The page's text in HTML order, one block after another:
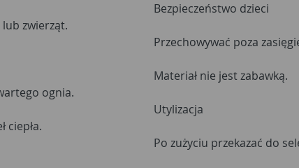
zwierząt.
ognia.
ciepła.
Bezpieczeństwo dzieci
Przechowywać poza
Materiał nie jest zabawką.
Utylizacja
Po zużyciu przekazać do